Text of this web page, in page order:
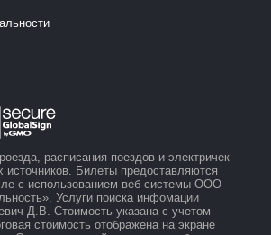
расписания поездов и электричек
источников. Билеты предоставляются
с использованием веб-системы ООО
Услуги поиска инфомации
Д.В. Стоимость указана с учетом
стоимость отображена на экране